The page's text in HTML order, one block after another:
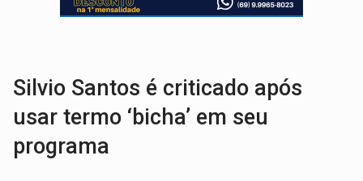
BARGANHA: Vai comprar celular usado? Veja como consultar o
Silvio Santos é criticado após
usar termo ‘bicha’ em seu
programa